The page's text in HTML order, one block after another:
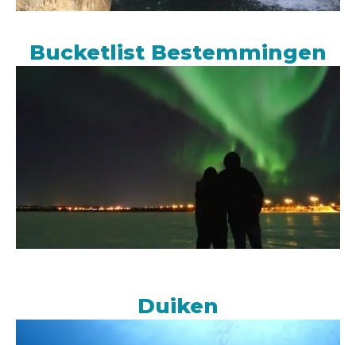
Bucketlist Bestemmingen
Duiken